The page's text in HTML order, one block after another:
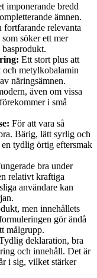
imponerande bredd
ämnen.
fortfarande relevanta
söker ett mer
Ett stort plus att
metylkobalamin
näringsämnen.
även om vissa
i små
För att vara så
Bärig, lätt syrlig och
tydlig örtig eftersmak
bra under
relativt kraftiga
användare kan
men innehållets
gör ändå
målgrupp.
deklaration, bra
och innehåll. Det är
i sig, vilket stärker